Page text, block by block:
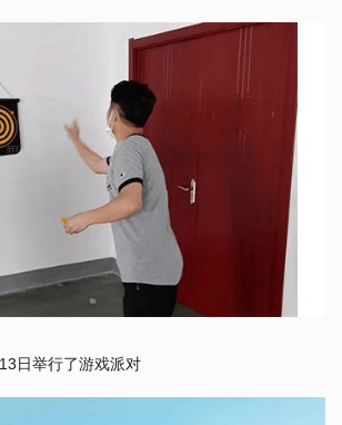
日举行了游戏派对